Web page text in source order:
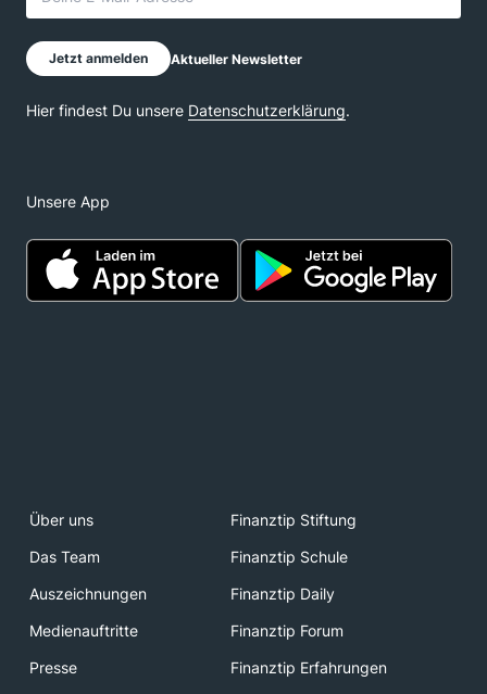
Unsere App
Über uns
Finanztip Stiftung
Das Team
Finanztip Schule
Auszeichnungen
Finanztip Daily
Medienauftritte
Finanztip Forum
Presse
Finanztip Erfahrungen